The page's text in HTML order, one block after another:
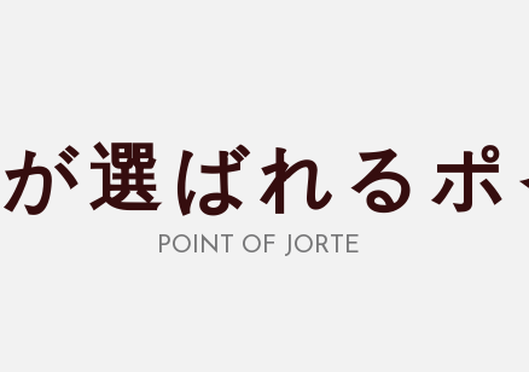
選ばれる
POINT OF JORTE